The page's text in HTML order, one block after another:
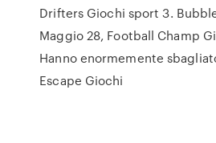
Drifters Giochi sport 3.
Maggio 28, Football Champ
Hanno enormemente
Escape Giochi